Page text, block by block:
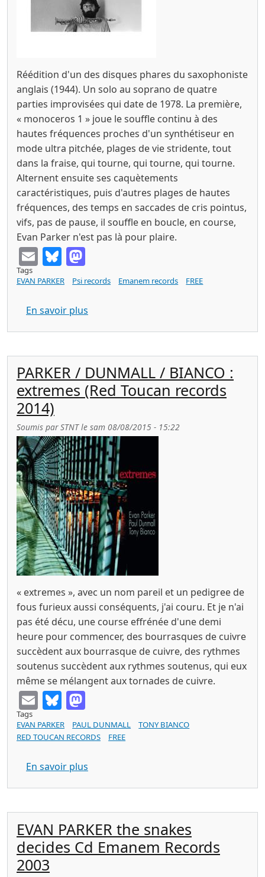
Réédition d'un des disques phares du saxophoniste
anglais (1944). Un solo au soprano de quatre
parties improvisées qui date de 1978. La première,
« monoceros 1 » joue le souffle continu à des
hautes fréquences proches d'un synthétiseur en
mode ultra pitchée, plages de vie stridente, tout
dans la fraise, qui tourne, qui tourne, qui tourne.
Alternent ensuite ses caquètements
caractéristiques, puis d'autres plages de hautes
fréquences, des temps en saccades de cris pointus,
vifs, pas de pause, il souffle en boucle, en course,
Evan Parker n'est pas là pour plaire.
EmailBluesky
Tags
EVAN PARKER
Psi records Emanem records FREE
En savoir plus
PARKER / DUNMALL / BIANCO :
extremes (Red Toucan records
2014)
Soumis parSTNTle sam 08/08/2015 - 15:22
« extremes », avec un nom pareil et un pedigree de
fous furieux aussi conséquents, j'ai couru. Et je n'ai
pas été décu, une course effrénée d'une demi
heure pour commencer, des bourrasques de cuivre
succèdent aux bourrasque de cuivre, des rythmes
soutenus succèdent aux rythmes soutenus, qui eux
même se mélangent aux tornades de cuivre.
EmailBluesky
Tags
EVAN PARKER
PAUL DUNMALL
TONY BIANCO
RED TOUCAN RECORDS
FREE
En savoir plus
EVAN PARKER the snakes
decides Cd Emanem Records
2003